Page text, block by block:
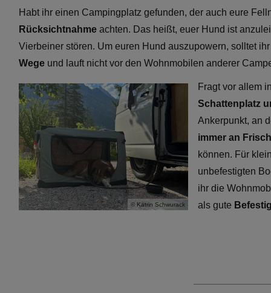
Habt ihr einen Campingplatz gefunden, der auch eure
Rücksichtnahme achten. Das heißt, euer Hund ist
Vierbeiner stören. Um euren Hund auszupowern, solltet
Wege und lauft nicht vor den Wohnmobilen anderer
© Katrin Schwurack
Fragt vor allem
Schattenplatz
Ankerpunkt, an
immer an
können. Für
unbefestigten
ihr die
als gute